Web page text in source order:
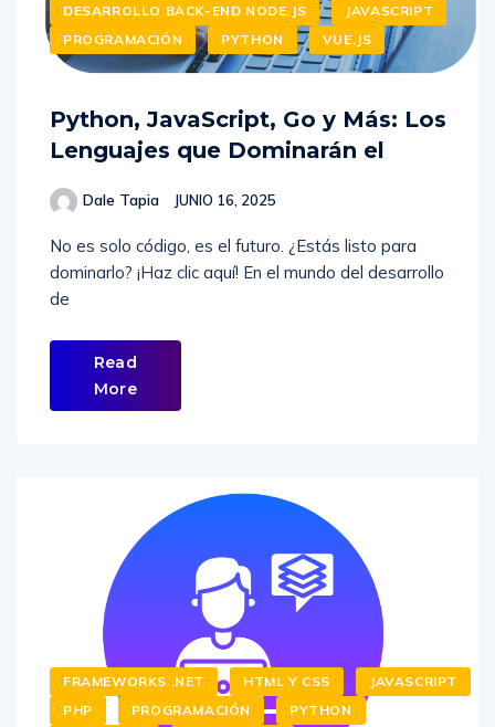
DESARROLLO BACK-END NODE.JS
JAVASCRIPT
PROGRAMACIÓN
PYTHON VUE.JS
Python, JavaScript, Go y Más: Los
Lenguajes que Dominarán el
Dale Tapia JUNIO 16, 2025
No es solo código, es el futuro. ¿Estás listo para
dominarlo? ¡Haz clic aquí! En el mundo del desarrollo
de
Read
More
FRAMEWORKS .NET HTML Y CSS
JAVASCRIPT
PHP
PROGRAMACIÓN PYTHON